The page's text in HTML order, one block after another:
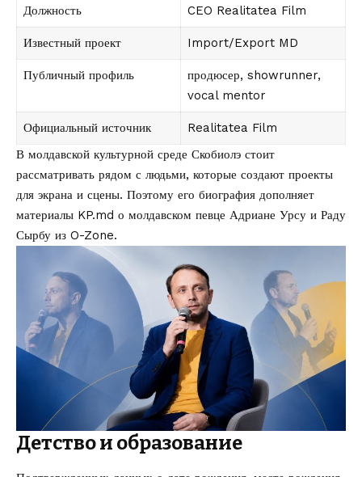
Должность CEO Realitatea Film
Известный проект Import/Export MD
Публичный профиль
продюсер, showrunner,
vocal mentor
Официальный источник
Realitatea Film
В молдавской культурной среде Скобиолэ стоит
рассматривать рядом с людьми, которые создают проекты
для экрана и сцены. Поэтому его биография дополняет
материалы KP.md о молдавском певце Адриане Урсу и Раду
Сырбу из O-Zone.
Детство и образование